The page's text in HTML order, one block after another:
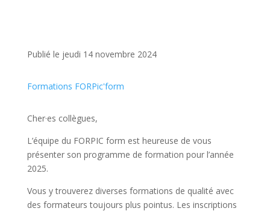
Publié le jeudi 14 novembre 2024
Formations FORPic'form
Cher·es collègues,
L’équipe du FORPIC form est heureuse de vous
présenter son programme de formation pour l’année
2025.
Vous y trouverez diverses formations de qualité avec
des formateurs toujours plus pointus. Les inscriptions